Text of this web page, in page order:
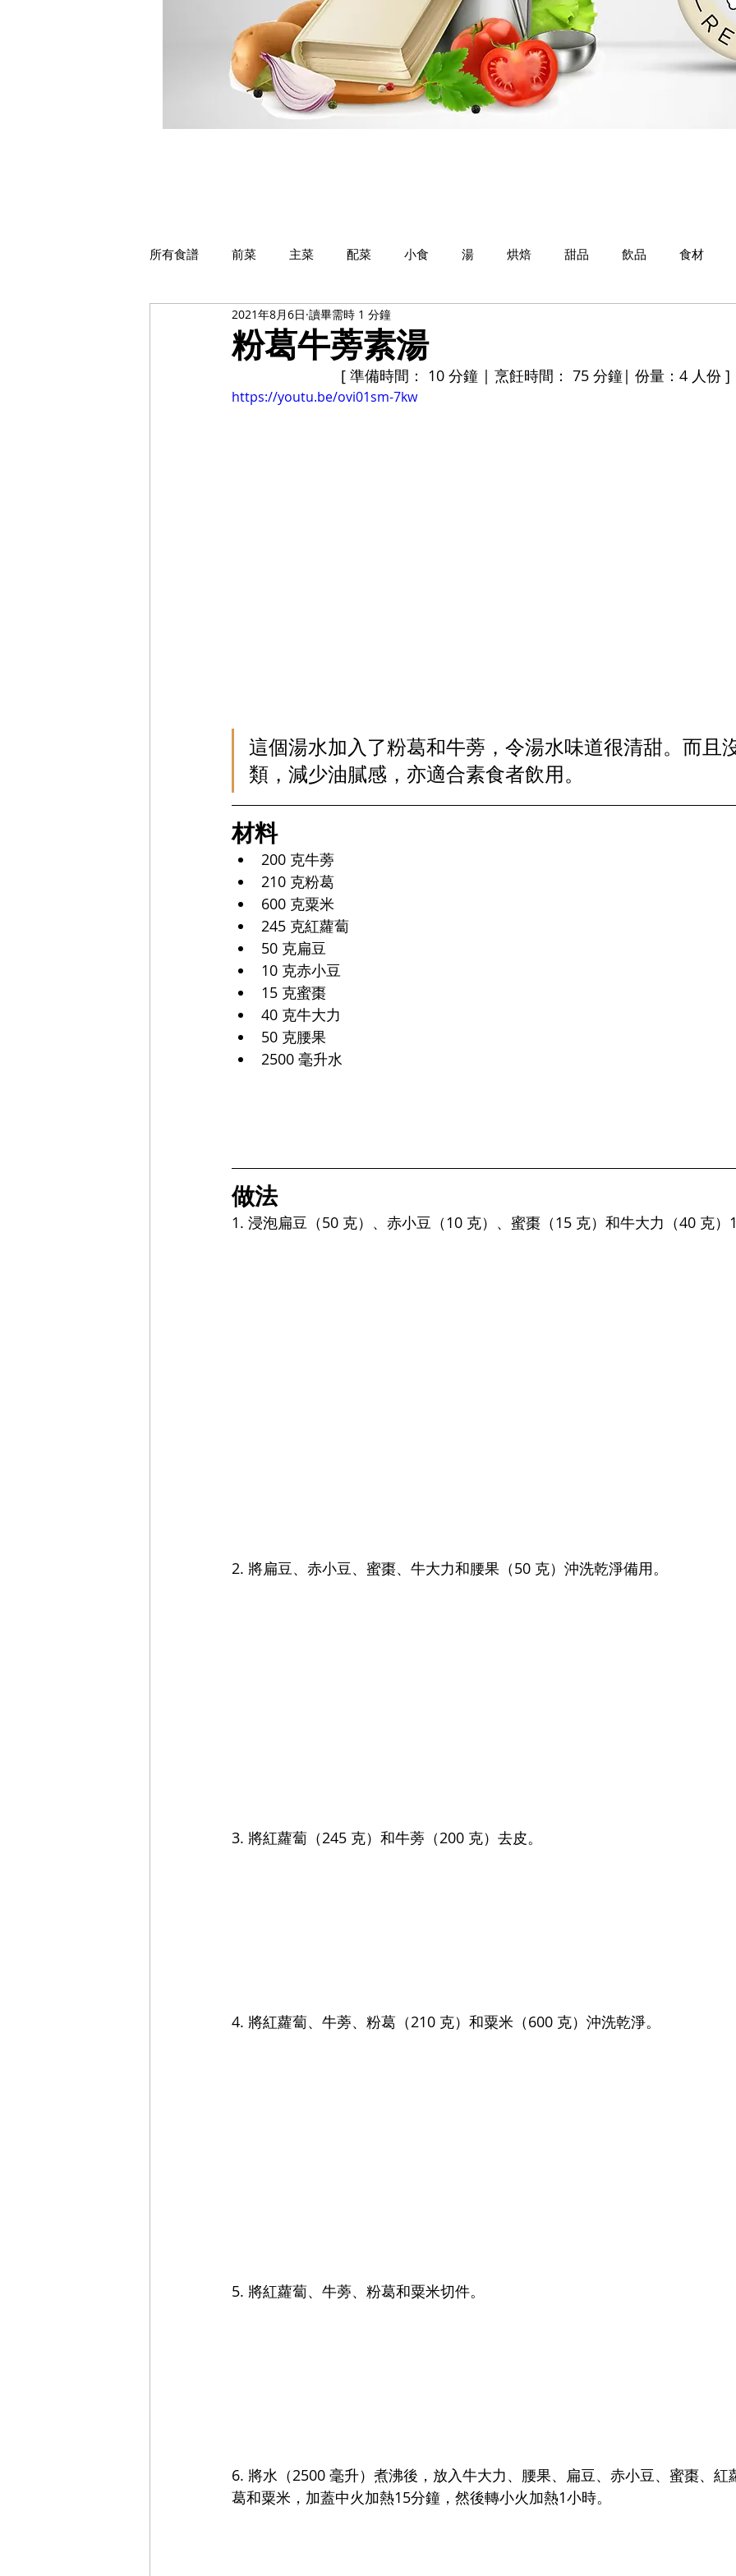
所有食譜 前菜 主菜 配菜 小食 湯 烘焙 甜品 飲品 食材
粉葛牛蒡素湯
2021年8月6日 讀畢需時 1 分鐘
[ 準備時間： 10 分鐘 | 烹飪時間： 75 分鐘| 份量：4 人份 ]
https://youtu.be/ovi01sm-7kw
這個湯水加入了粉葛和牛蒡，令湯水味道很清甜。而且
類，減少油膩感，亦適合素食者飲用。
材料
200 克牛蒡
210 克粉葛
600 克粟米
245 克紅蘿蔔
50 克扁豆
10 克赤小豆
15 克蜜棗
40 克牛大力
50 克腰果
2500 毫升水
做法
1. 浸泡扁豆（50 克）、赤小豆（10 克）、蜜棗（15 克）和牛大力（40 克）
2. 將扁豆、赤小豆、蜜棗、牛大力和腰果（50 克）沖洗乾淨備用。
3. 將紅蘿蔔（245 克）和牛蒡（200 克）去皮。
4. 將紅蘿蔔、牛蒡、粉葛（210 克）和粟米（600 克）沖洗乾淨。
5. 將紅蘿蔔、牛蒡、粉葛和粟米切件。
6. 將水（2500 毫升）煮沸後，放入牛大力、腰果、扁豆、赤小豆、蜜棗、紅
葛和粟米，加蓋中火加熱15分鐘，然後轉小火加熱1小時。